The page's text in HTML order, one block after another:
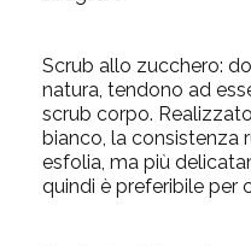
Scrub allo zucchero:
natura, tendono ad
scrub corpo.
bianco, la consistenza
esfolia, ma più
quindi è preferibile per